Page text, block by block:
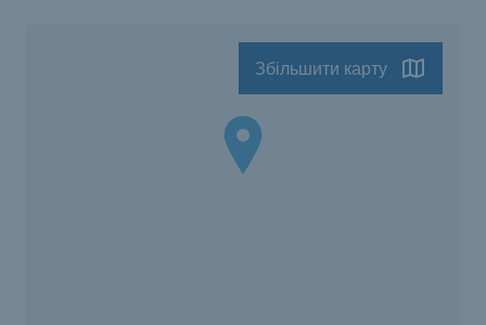
Збільшити карту